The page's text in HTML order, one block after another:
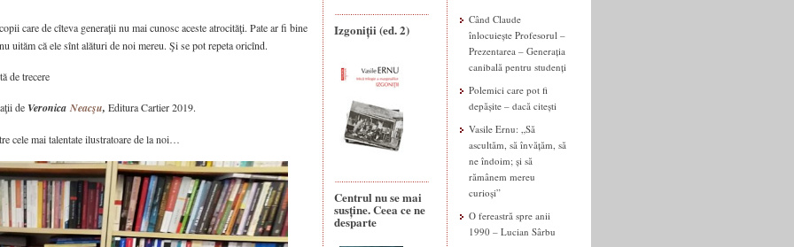
care de cîteva generaţii nu mai cunosc aceste atrocităţi. Pate ar fi bine
uităm că ele sînt alături de noi mereu. Şi se pot repeta oricînd.
de trecere
de Veronica Neacşu, Editura Cartier 2019.
cele mai talentate ilustratoare de la noi…
Izgoniții (ed. 2)
Centrul nu se mai
susține. Ceea ce ne
desparte
Când Claude
înlocuiește Profesorul –
Prezentarea – Generația
canibală pentru studenți
Polemici care pot fi
depășite – dacă citești
Vasile Ernu: „Să
ascultăm, să învățăm, să
ne îndoim; și să
rămânem mereu
curioși”
O fereastră spre anii
1990 – Lucian Sârbu